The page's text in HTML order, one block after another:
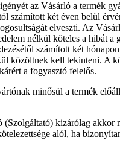
az Vásárló a termék
számított két éven belül
elveszti. Az
nélkül köteles a hibát a
számított két
közöltnek kell tekinteni. A
a fogyasztó felelős.
minősül a termék
(Szolgáltató) kizárólag akkor
alól, ha